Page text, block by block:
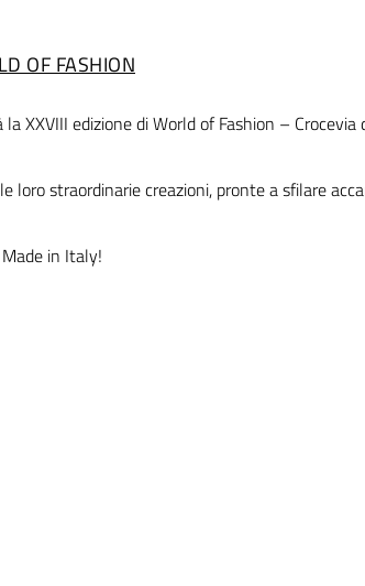
OF FASHION
XXVIII edizione di World of Fashion –
loro straordinarie creazioni, pronte a sfilare
in Italy!